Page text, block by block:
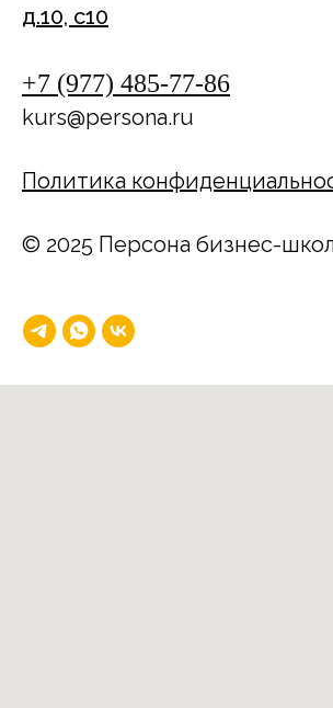
д.10, с10
+7 (977) 485-77-86
kurs@persona.ru
Политика
© 2025 Персона бизнес-